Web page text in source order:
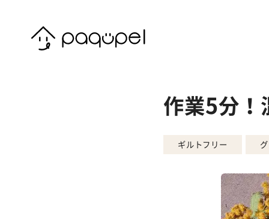
作業5分！
ギルトフリー